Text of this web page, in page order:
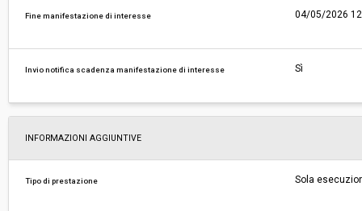
Fine manifestazione di interesse 04/05/2026
Invio notifica scadenza manifestazione di interesse Sì
INFORMAZIONI AGGIUNTIVE
Tipo di prestazione Sola